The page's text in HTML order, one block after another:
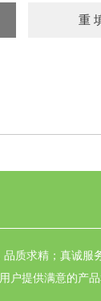
品质求精；真诚服
户提供满意的产品